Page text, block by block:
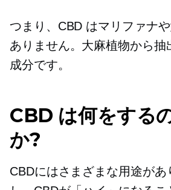
つまり、CBD はマリファナ
ありません。大麻植物から抽
成分です。
CBD は何をする
か?
CBDにはさまざまな用途があ